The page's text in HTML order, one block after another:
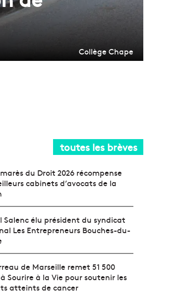
Collège Chape
toutes les brèves
du Droit 2026 récompense
cabinets d’avocats de la
Salenc élu président du syndicat
Les Entrepreneurs Bouches-du-
de Marseille remet 51 500
Sourire à la Vie pour soutenir les
atteints de cancer